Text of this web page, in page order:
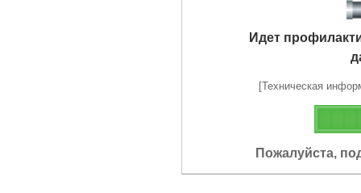
Идет
[Техническая
Пожалуйста,